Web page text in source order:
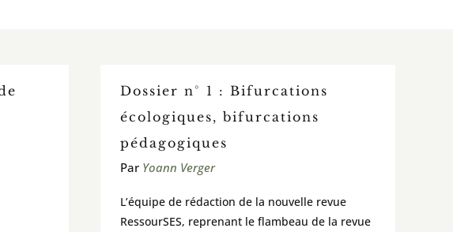
Dossier n° 1 : Bifurcations
écologiques, bifurcations
pédagogiques
Par Yoann Verger
L’équipe de rédaction de la nouvelle revue
RessourSES, reprenant le flambeau de la revue